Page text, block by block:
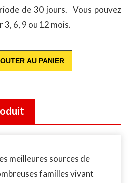
de 30 jours. Vous pouvez
6, 9 ou 12 mois.
AU PANIER
meilleures sources de
familles vivant